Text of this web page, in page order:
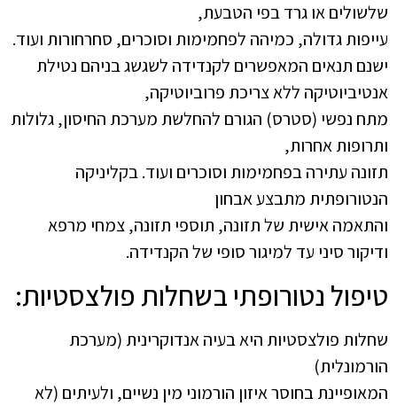
שלשולים או גרד בפי הטבעת,
עייפות גדולה, כמיהה לפחמימות וסוכרים, סחרחורות ועוד.
ישנם תנאים המאפשרים לקנדידה לשגשג בניהם נטילת
אנטיביוטיקה ללא צריכת פרוביוטיקה,
מתח נפשי (סטרס) הגורם להחלשת מערכת החיסון, גלולות
ותרופות אחרות,
תזונה עתירה בפחמימות וסוכרים ועוד. בקליניקה
הנטורופתית מתבצע אבחון
והתאמה אישית של תזונה, תוספי תזונה, צמחי מרפא
ודיקור סיני עד למיגור סופי של הקנדידה.
טיפול נטורופתי בשחלות פולצסטיות:
שחלות פולצסטיות היא בעיה אנדוקרינית (מערכת
הורמונלית)
המאופיינת בחוסר איזון הורמוני מין נשיים, ולעיתים (לא